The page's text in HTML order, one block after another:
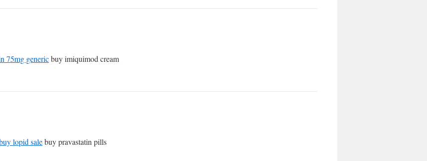
75mg genericbuy imiquimod cream
lopid salebuy pravastatin pills